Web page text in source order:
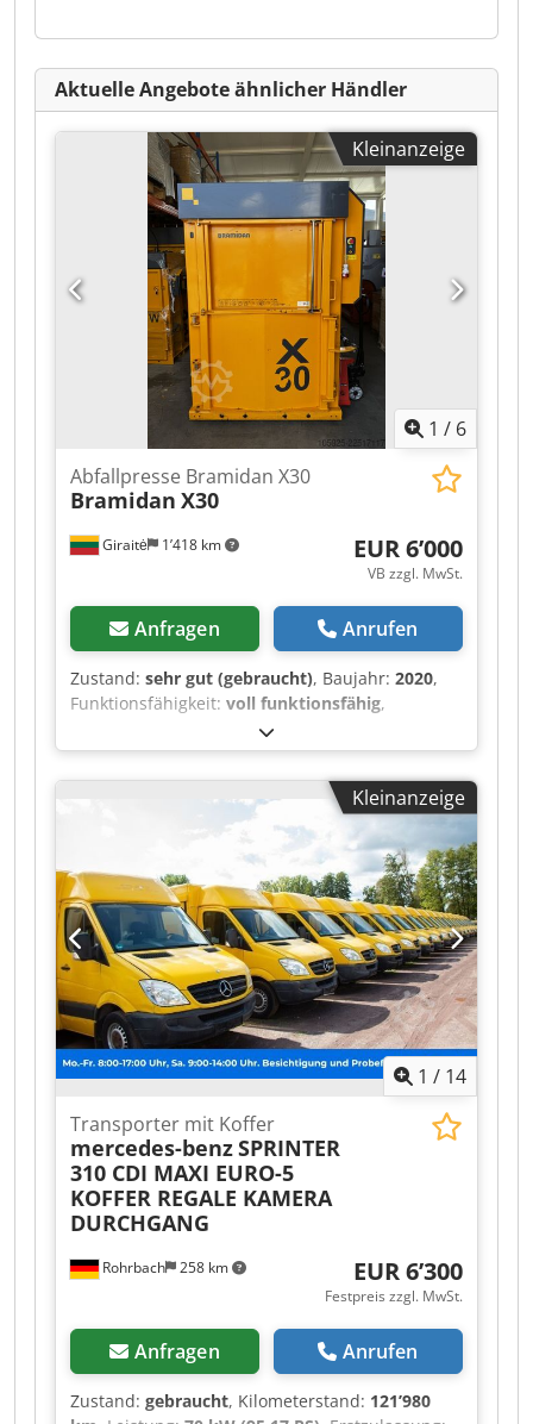
Aktuelle Angebote ähnlicher Händler
Kleinanzeige
1 / 6
Giraitė 1’418 km
Abfallpresse Bramidan X30
Bramidan X30
EUR 6’000
VB zzgl. MwSt.
Anfragen Anrufen
Zustand: sehr gut (gebraucht), Baujahr: 2020,
Funktionsfähigkeit: voll funktionsfähig,
, Ausstattung:
Dokumentation/Handbuch, Geprüft und
vollständig ausgestattet. Funktioniert
einwandfrei, neues Öl eingefüllt. Cjdpfxsztgn So
Kleinanzeige
1 / 14
Rohrbach 258 km
Transporter mit Koffer
mercedes-benzSPRINTER
310 CDI MAXI EURO-5
KOFFER REGALE KAMERA
DURCHGANG
EUR 6’300
Festpreis zzgl. MwSt.
Anfragen Anrufen
Zustand: gebraucht, Kilometerstand: 121’980